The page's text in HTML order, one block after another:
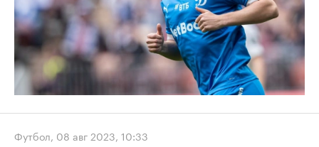
Футбол, 08 авг 2023, 10:33